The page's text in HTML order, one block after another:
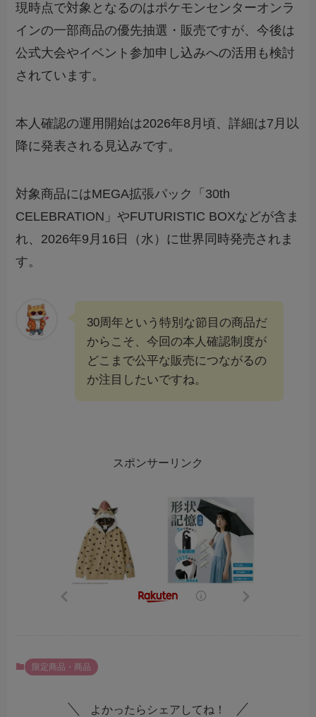
現時点で対象となるのはポケモンセンターオンラ
インの一部商品の優先抽選・販売ですが、今後は
公式大会やイベント参加申し込みへの活用も検討
されています。
本人確認の運用開始は2026年8月頃、詳細は7月以
降に発表される見込みです。
対象商品にはMEGA拡張パック「30th
CELEBRATION」やFUTURISTIC BOXなどが含ま
れ、2026年9月16日（水）に世界同時発売されま
す。
30周年という特別な節目の商品だ
からこそ、今回の本人確認制度が
どこまで公平な販売につながるの
か注目したいですね。
スポンサーリンク
限定商品・商品
よかったらシェアしてね！